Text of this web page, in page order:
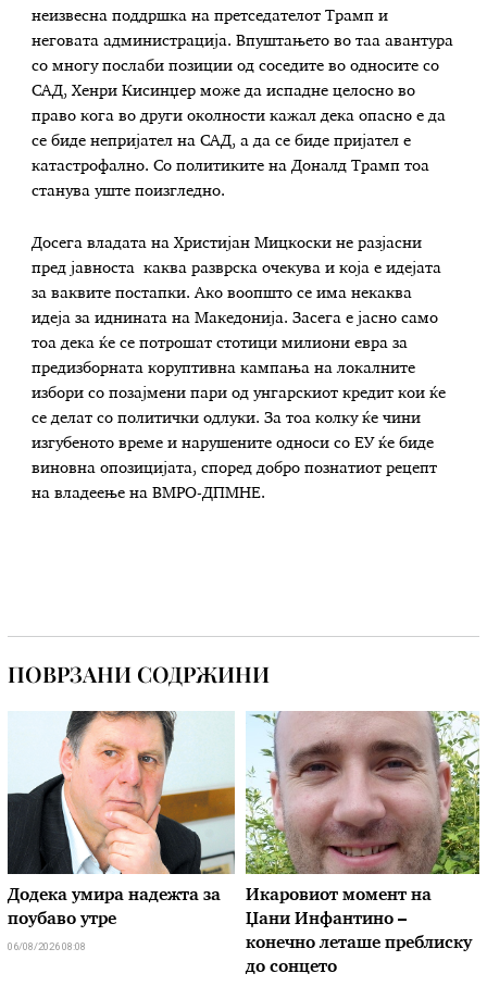
неизвесна поддршка на претседателот Трамп и
неговата администрација. Впуштањето во таа авантура
со многу послаби позиции од соседите во односите со
САД, Хенри Кисинџер може да испадне целосно во
право кога во други околности кажал дека опасно е да
се биде непријател на САД, а да се биде пријател е
катастрофално. Со политиките на Доналд Трамп тоа
станува уште поизгледно.
Досега владата на Христијан Мицкоски не разјасни
пред јавноста каква разврска очекува и која е идејата
за ваквите постапки. Ако воопшто се има некаква
идеја за иднината на Македонија. Засега е јасно само
тоа дека ќе се потрошат стотици милиони евра за
предизборната коруптивна кампања на локалните
избори со позајмени пари од унгарскиот кредит кои ќе
се делат со политички одлуки. За тоа колку ќе чини
изгубеното време и нарушените односи со ЕУ ќе биде
виновна опозицијата, според добро познатиот рецепт
на владеење на ВМРО-ДПМНЕ.
ПОВРЗАНИ СОДРЖИНИ
Додека умира надежта за
поубаво утре
06/08/2026 08:08
Икаровиот момент на
Џани Инфантино –
конечно леташе преблиску
до сонцето